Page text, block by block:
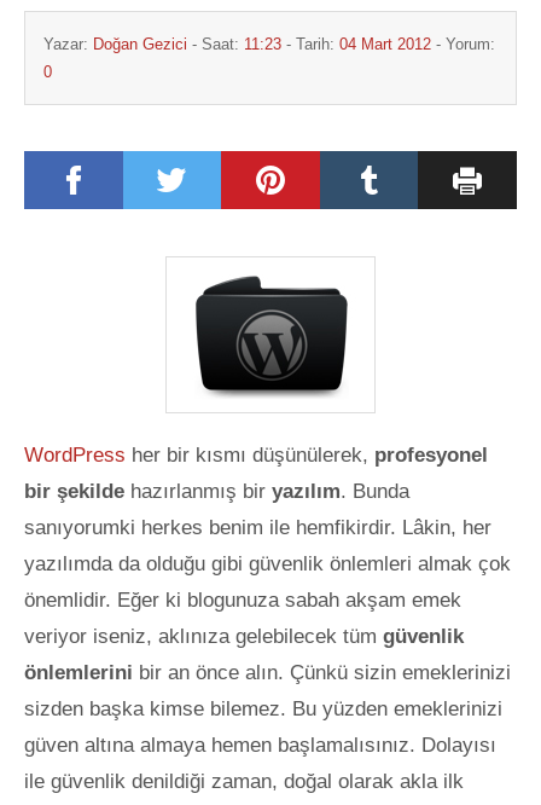
Yazar: Doğan Gezici - Saat: 11:23 - Tarih: 04 Mart 2012 - Yorum:
0
WordPress her bir kısmı düşünülerek, profesyonel
bir şekilde hazırlanmış bir yazılım. Bunda
sanıyorumki herkes benim ile hemfikirdir. Lâkin, her
yazılımda da olduğu gibi güvenlik önlemleri almak çok
önemlidir. Eğer ki blogunuza sabah akşam emek
veriyor iseniz, aklınıza gelebilecek tüm güvenlik
önlemlerini bir an önce alın. Çünkü sizin emeklerinizi
sizden başka kimse bilemez. Bu yüzden emeklerinizi
güven altına almaya hemen başlamalısınız. Dolayısı
ile güvenlik denildiği zaman, doğal olarak akla ilk